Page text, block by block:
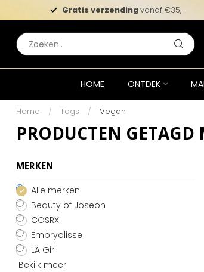
Gratis verzendingvanaf €35,-
HOME ONTDEK
Home / Tags / Vegan
PRODUCTEN GETAGD
MERKEN
Alle merken
Beauty of Joseon
COSRX
Embryolisse
LA Girl
Bekijk meer